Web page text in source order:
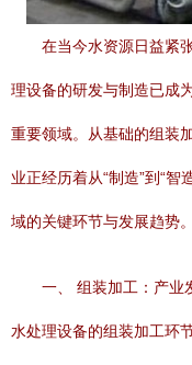
在当今水资源日益紧
理设备的研发与制造已成
重要领域。从基础的组装
业正经历着从“制造”到“
域的关键环节与发展趋势。
一、 组装加工：产业
水处理设备的组装加工环